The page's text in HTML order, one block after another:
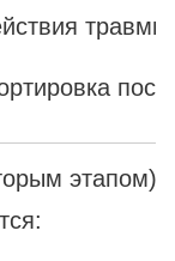
этапом)